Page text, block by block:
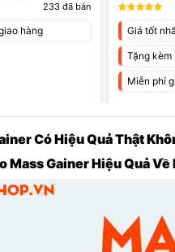
233đã bán
hàng Giá tốt
Tặng kèm
Miễn phí
Có Hiệu Quả Thật
Mass Gainer Hiệu Quả